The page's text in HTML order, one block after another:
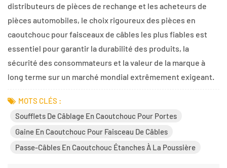
distributeurs de pièces de rechange et les acheteurs de
pièces automobiles, le choix rigoureux des pièces en
caoutchouc pour faisceaux de câbles les plus fiables est
essentiel pour garantir la durabilité des produits, la
sécurité des consommateurs et la valeur de la marque à
long terme sur un marché mondial extrêmement exigeant.
MOTS CLÉS :
Soufflets De Câblage En Caoutchouc Pour Portes
Gaine En Caoutchouc Pour Faisceau De Câbles
Passe-Câbles En Caoutchouc Étanches À La Poussière